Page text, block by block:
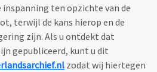
inspanning ten opzichte van de
terwijl de kans hierop en de
zijn. Als u ontdekt dat
gepubliceerd, kunt u dit
zodat wij hiertegen